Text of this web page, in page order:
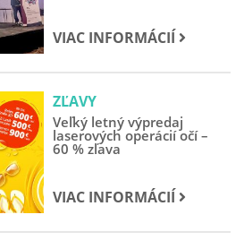
VIAC INFORMÁCIÍ
ZĽAVY
Veľký letný výpredaj
laserových operácií očí –
60 % zľava
VIAC INFORMÁCIÍ